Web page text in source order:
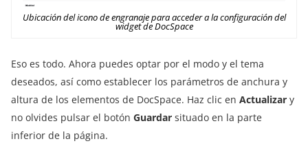
Ubicación del icono de engranaje para acceder a la configuración del
widget de DocSpace
Eso es todo. Ahora puedes optar por el modo y el tema
deseados, así como establecer los parámetros de anchura y
altura de los elementos de DocSpace. Haz clic en Actualizar y
no olvides pulsar el botón Guardar situado en la parte
inferior de la página.